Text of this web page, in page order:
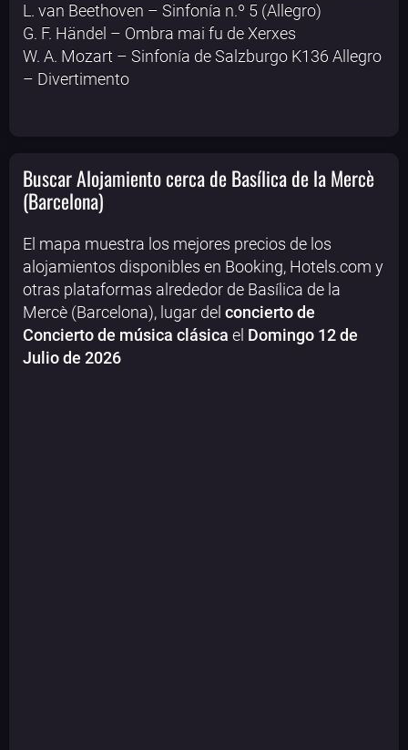
L. van Beethoven – Sinfonía n.º 5 (Allegro)
G. F. Händel – Ombra mai fu de Xerxes
W. A. Mozart – Sinfonía de Salzburgo K136 Allegro
– Divertimento
Buscar Alojamiento cerca de Basílica de la Mercè
(Barcelona)
El mapa muestra los mejores precios de los
alojamientos disponibles en Booking, Hotels.com y
otras plataformas alrededor de Basílica de la
Mercè (Barcelona), lugar del concierto de
Concierto de música clásica el Domingo 12 de
Julio de 2026